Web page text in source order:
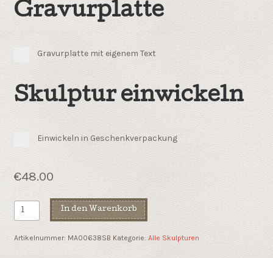
Gravurplatte
Gravurplatte mit eigenem Text
Skulptur einwickeln
Einwickeln in Geschenkverpackung
€48.00
Eine
angenehme
Zusammenarbeit
In den Warenkorb
Artikelnummer: MA00638SB Kategorie: Alle Skulpturen